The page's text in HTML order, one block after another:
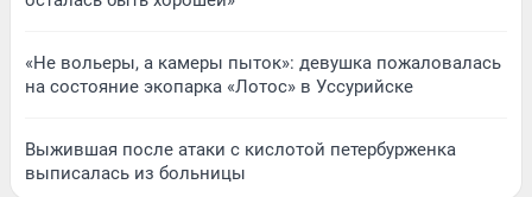
«Не вольеры, а камеры пыток»: девушка пожаловалась
на состояние экопарка «Лотос» в Уссурийске
Выжившая после атаки с кислотой петербурженка
выписалась из больницы